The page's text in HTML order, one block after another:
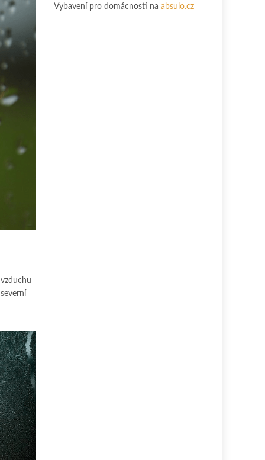
Vybavení pro domácnosti na absulo.cz